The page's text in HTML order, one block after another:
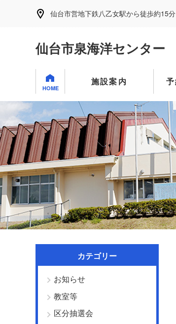
仙台市営地下鉄八乙女駅から徒歩約15分
仙台市泉海洋センター
HOME
施設案内
カテゴリー
お知らせ
教室等
区分抽選会